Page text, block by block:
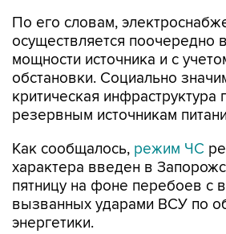
По его словам,
осуществляется поочередно
мощности источника и с
обстановки. Социально
критическая
резервным источникам
Как сообщалось, режим ЧС
характера введен в
пятницу на фоне перебоев с
вызванных ударами ВСУ по
энергетики.